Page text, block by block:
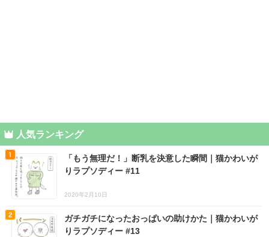
人気ランキング
「もう無理だ！」断乳を決意した瞬間｜猫かわいが
りラプソディー #11
2020年2月10日
ガチガチになったおっぱいの助けかた｜猫かわいが
りラプソディー #13